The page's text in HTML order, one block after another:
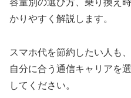
容量別の選び方、乗り換え
かりやすく解説します。
スマホ代を節約したい人も
自分に合う通信キャリアを
してください。